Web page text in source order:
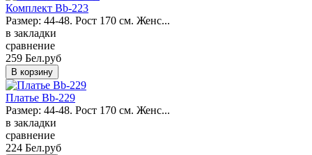
Комплект Bb-223
Размер: 44-48. Рост 170 см. Женс...
в закладки
сравнение
259 Бел.руб
Платье Bb-229
Размер: 44-48. Рост 170 см. Женс...
в закладки
сравнение
224 Бел.руб